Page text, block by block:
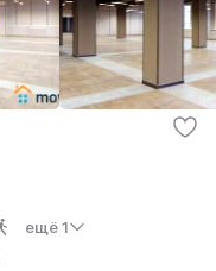
ещё 1